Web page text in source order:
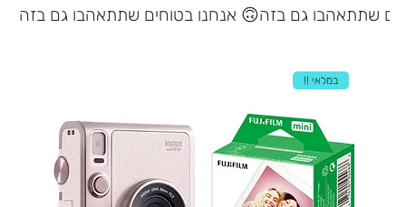
אנחנו בטוחים שתתאהבו גם בזה 🙃
במלאי !!